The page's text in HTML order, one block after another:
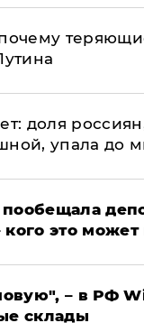
доля
упала до
это может
– в РФ
склады